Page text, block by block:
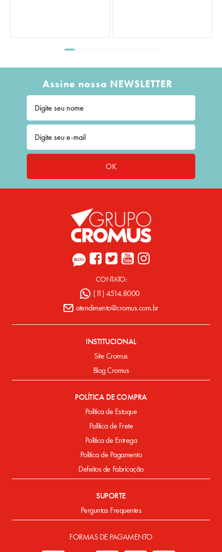
Assine nossa NEWSLETTER
OK
CONTATO:
(11) 4514.8000
atendimento@cromus.com.br
INSTITUCIONAL
Site Cromus
Blog Cromus
POLÍTICA DE COMPRA
Política de Estoque
Política de Frete
Política de Entrega
Política de Pagamento
Defeitos de Fabricação
SUPORTE
Perguntas Frequentes
FORMAS DE PAGAMENTO